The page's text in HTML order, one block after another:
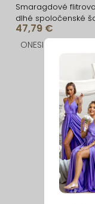
Smaragdové
dlhé spoločenské
FAIDURI s vlečkou
47,79 €
ONESIZE